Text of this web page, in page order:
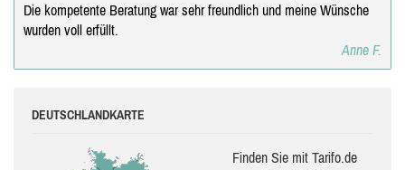
Die kompetente Beratung war sehr freundlich und meine Wünsche
wurden voll erfüllt.
Anne F.
DEUTSCHLANDKARTE
Finden Sie mit Tarifo.de